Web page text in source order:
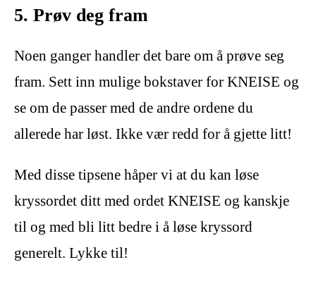
5. Prøv deg fram
Noen ganger handler det bare om å prøve seg
fram. Sett inn mulige bokstaver for KNEISE og
se om de passer med de andre ordene du
allerede har løst. Ikke vær redd for å gjette litt!
Med disse tipsene håper vi at du kan løse
kryssordet ditt med ordet KNEISE og kanskje
til og med bli litt bedre i å løse kryssord
generelt. Lykke til!